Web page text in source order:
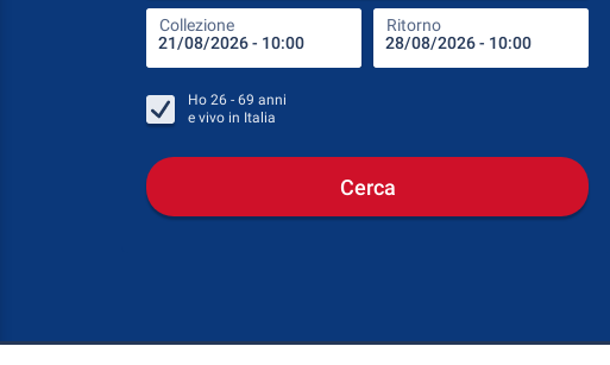
Collezione Ritorno
Ho 26 - 69 anni
e vivo in Italia
Cerca